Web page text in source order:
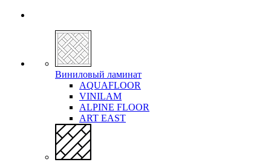
Виниловый ламинат
AQUAFLOOR
VINILAM
ALPINE FLOOR
ART EAST